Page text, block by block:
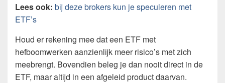
Lees ook: bij deze brokers kun je speculeren met
ETF’s
Houd er rekening mee dat een ETF met
hefboomwerken aanzienlijk meer risico’s met zich
meebrengt. Bovendien beleg je dan nooit direct in de
ETF, maar altijd in een afgeleid product daarvan.